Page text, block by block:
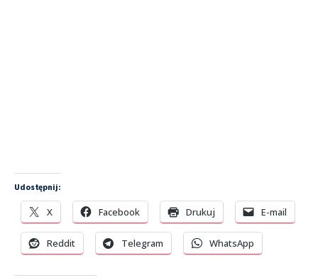
Udostępnij:
X Facebook Drukuj E-mail
Reddit Telegram WhatsApp